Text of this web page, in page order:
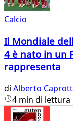
Calcio
Il Mondiale
4 è nato in un
rappresenta
di Alberto
4 min di lettura